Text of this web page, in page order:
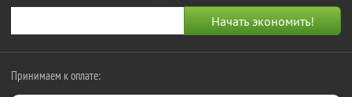
Принимаем к оплате: